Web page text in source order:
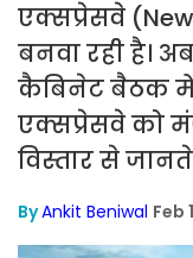
एक्सप्रेसवे
बनवा रही है।
कैबिनेट बैठक
एक्सप्रेसवे को
विस्तार से
ByAnkit Beniwal Feb